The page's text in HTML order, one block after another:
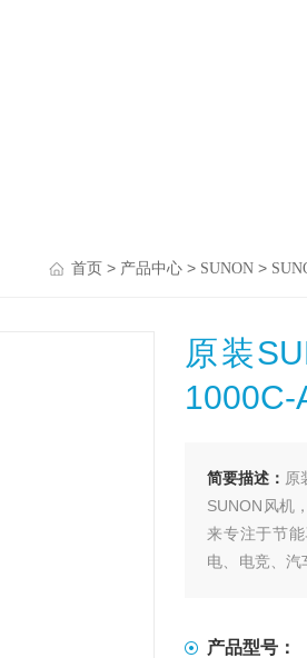
首页> 产品中心> SUNON>
原装
1000C-
简要描述： 原
SUNON风机
来专注于节
电、电竞、汽
产品型号：